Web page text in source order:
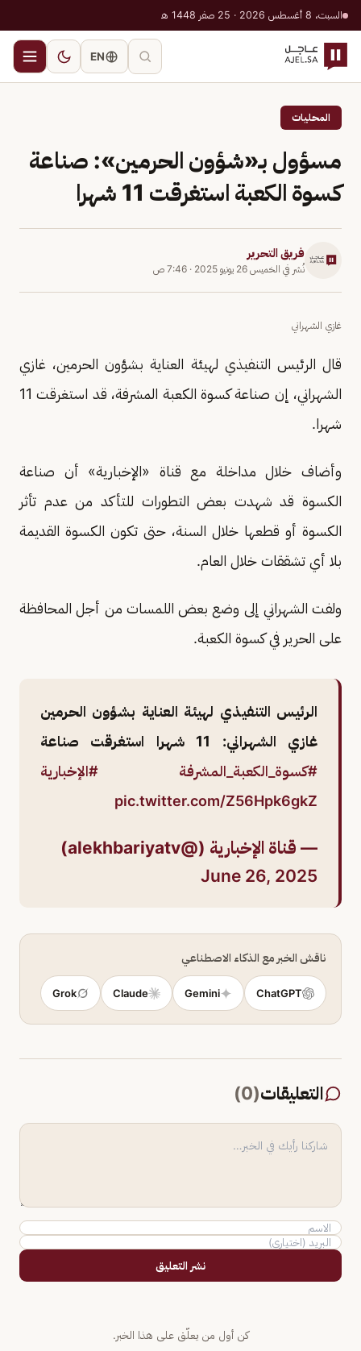
السبت، 8 أغسطس 2026 · 25 صفر 1448 هـ
EN
المحليات
مسؤول بـ«شؤون الحرمين»: صناعة
كسوة الكعبة استغرقت 11 شهرا
فريق التحرير
نُشر في الخميس 26 يونيو 2025 · 7:46 ص
غازي الشهراني
قال الرئيس التنفيذي لهيئة العناية بشؤون الحرمين، غازي
الشهراني، إن صناعة كسوة الكعبة المشرفة، قد استغرقت 11
شهرا.
وأضاف خلال مداخلة مع قناة «الإخبارية» أن صناعة
الكسوة قد شهدت بعض التطورات للتأكد من عدم تأثر
الكسوة أو قطعها خلال السنة، حتى تكون الكسوة القديمة
بلا أي تشققات خلال العام.
ولفت الشهراني إلى وضع بعض اللمسات من أجل المحافظة
على الحرير في كسوة الكعبة.
الرئيس التنفيذي لهيئة العناية بشؤون الحرمين
غازي الشهراني: 11 شهرا استغرقت صناعة
#كسوة_الكعبة_المشرفة
#الإخبارية
pic.twitter.com/Z56Hpk6gkZ
— قناة الإخبارية (@alekhbariyatv)
June 26, 2025
ناقش الخبر مع الذكاء الاصطناعي
ChatGPT
Gemini
Claude
Grok
التعليقات(
0
)
نشر التعليق
كن أول من يعلّق على هذا الخبر.